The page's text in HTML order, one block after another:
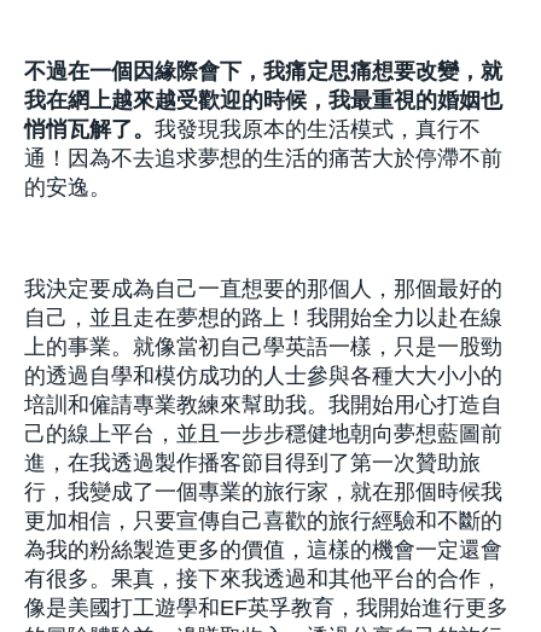
不過在一個因緣際會下，我痛定思痛想要改變，就
我在網上越來越受歡迎的時候，我最重視的婚姻也
悄悄瓦解了。 我發現我原本的生活模式，真行不
通！因為不去追求夢想的生活的痛苦大於停滯不前
的安逸。
我決定要成為自己一直想要的那個人，那個最好的
自己，並且走在夢想的路上！我開始全力以赴在線
上的事業。就像當初自己學英語一樣，只是一股勁
的透過自學和模仿成功的人士參與各種大大小小的
培訓和僱請專業教練來幫助我。我開始用心打造自
己的線上平台，並且一步步穩健地朝向夢想藍圖前
進，在我透過製作播客節目得到了第一次贊助旅
行，我變成了一個專業的旅行家，就在那個時候我
更加相信，只要宣傳自己喜歡的旅行經驗和不斷的
為我的粉絲製造更多的價值，這樣的機會一定還會
有很多。果真，接下來我透過和其他平台的合作，
像是美國打工遊學和EF英孚教育，我開始進行更多